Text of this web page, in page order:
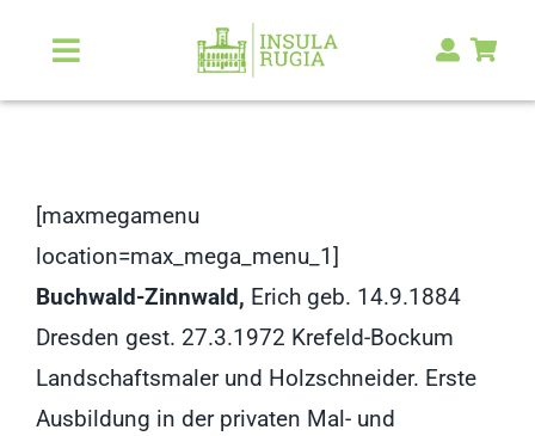
Inhalt
springen
Toggle
Navigation
Malerlexikon
[maxmegamenu
location=max_mega_menu_1]
Buchwald-Zinnwald, Erich geb. 14.9.1884
Dresden gest. 27.3.1972 Krefeld-Bockum
Landschaftsmaler und Holzschneider. Erste
Ausbildung in der privaten Mal- und